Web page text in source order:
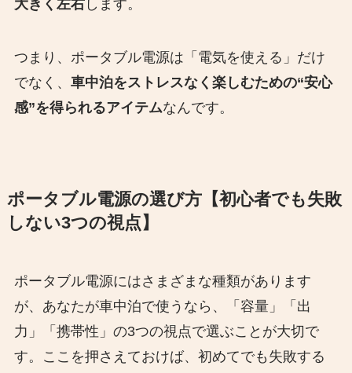
大きく左右します。
つまり、ポータブル電源は「電気を使える」だけ
でなく、 車中泊をストレスなく楽しむための“安心
感”を得られるアイテムなんです。
ポータブル電源の選び方【初心者でも失敗
しない3つの視点】
ポータブル電源にはさまざまな種類があります
が、あなたが車中泊で使うなら、「容量」「出
力」「携帯性」の3つの視点で選ぶことが大切で
す。ここを押さえておけば、初めてでも失敗する